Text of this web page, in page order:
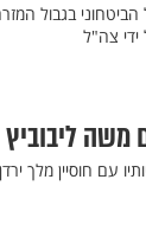
בגבול
צה"ל
משה ליבוביץ
עם חוסיין מלך